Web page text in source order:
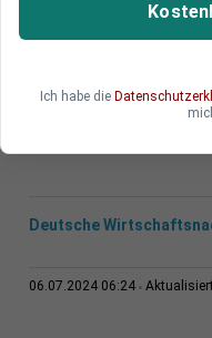
Beschlüsse zu
heißes Eisen.
Vorstoß, dieses
Bundestag keine
Deutsche
06.07.2024 06:24
Ich habe die